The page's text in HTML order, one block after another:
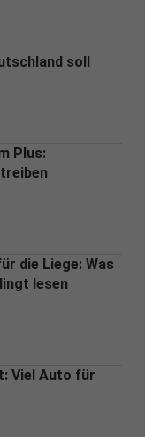
soll
Plus:
die Liege: Was
lesen
Viel Auto für